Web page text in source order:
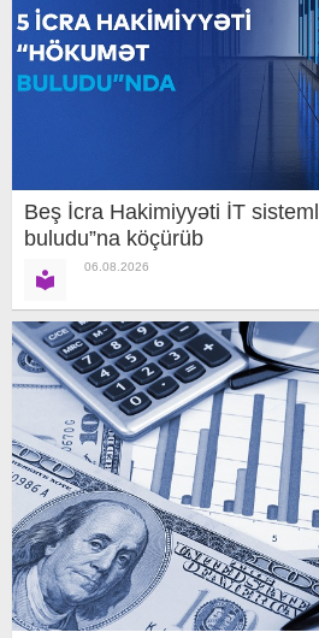
Beş İcra Hakimiyyəti İT
buludu”na köçürüb
06.08.2026